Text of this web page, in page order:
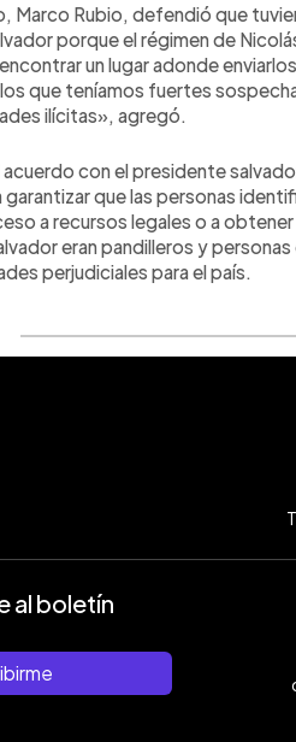
Marco Rubio, defendió que
porque el régimen de
un lugar adonde
que teníamos fuertes
ilícitas», agregó.
con el presidente
garantizar que las personas
a recursos legales o a
eran pandilleros y
perjudiciales para el país.
al boletín